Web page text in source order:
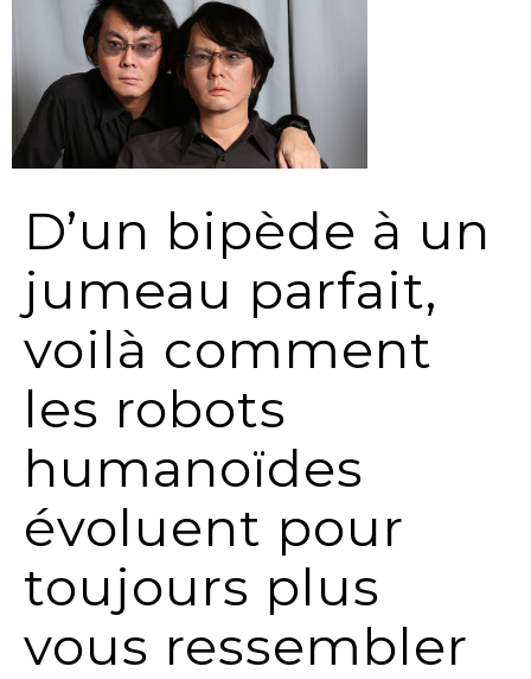
D’un bipède à un
jumeau parfait,
voilà comment
les robots
humanoïdes
évoluent pour
toujours plus
vous ressembler